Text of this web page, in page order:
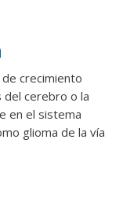
crecimiento
del cerebro o la
en el sistema
glioma de la vía